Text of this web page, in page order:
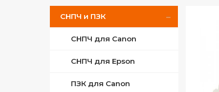
СНПЧ и ПЗК
СНПЧ для Canon
СНПЧ для Epson
ПЗК для Canon